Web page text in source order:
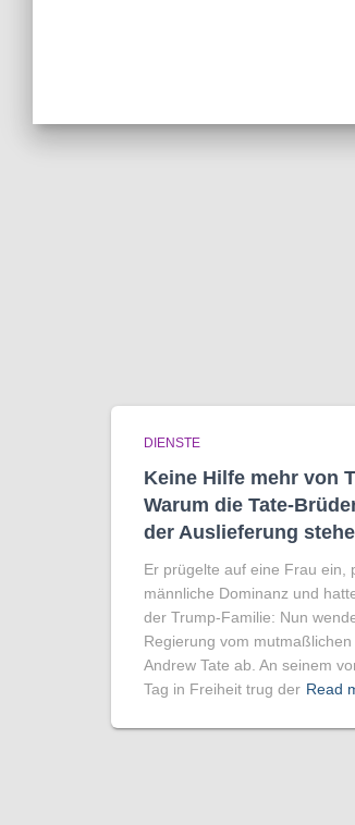
DIENSTE
Keine Hilfe mehr von
Warum die Tate-
der Auslieferung
Er prügelte auf eine Frau ein,
männliche Dominanz und
der Trump-Familie: Nun
Regierung vom
Andrew Tate ab. An seinem
Tag in Freiheit trug der Read